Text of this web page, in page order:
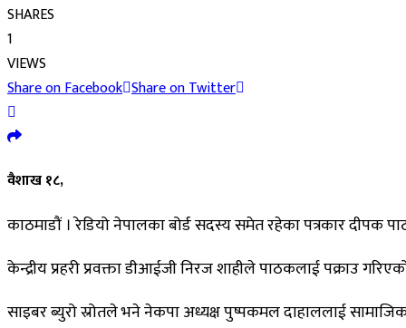
SHARES
1
VIEWS
Share on Facebook Share on Twitter
वैशाख १८,
काठमाडौं । रेडियो नेपालका बोर्ड सदस्य समेत रहेका पत्रकार दीपक
केन्द्रीय प्रहरी प्रवक्ता डीआईजी निरज शाहीले पाठकलाई पक्राउ
साइबर ब्युरो स्रोतले भने नेकपा अध्यक्ष पुष्पकमल दाहाललाई